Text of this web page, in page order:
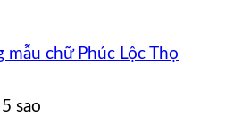
mẫu chữ Phúc Lộc Thọ
5 sao